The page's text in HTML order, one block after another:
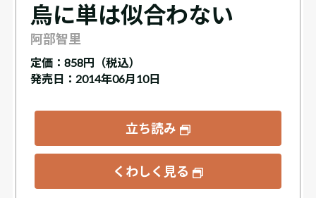
烏に単は似合わない
阿部智里
定価： 858円（税込）
発売日：2014年06月10日
立ち読み
くわしく見る